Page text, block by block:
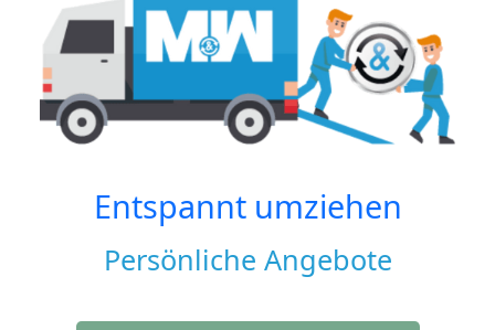
Entspannt umziehen
Persönliche Angebote